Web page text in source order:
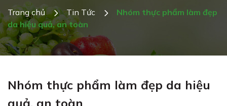
Trang chủ Tin Tức
Nhóm thực phẩm làm đẹp
da hiệu quả, an toàn
Nhóm thực phẩm làm đẹp da hiệu
quả, an toàn